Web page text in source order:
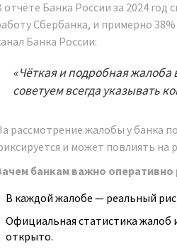
отчёте Банка России за 2024 год
Сбербанка, и примерно
Банка России:
«Чёткая и подробная
советуем всегда указывать
рассмотрение жалобы у банка
и может повлиять на
банкам важно
В каждой жалобе — реальный
Официальная статистика жалоб
открыто.